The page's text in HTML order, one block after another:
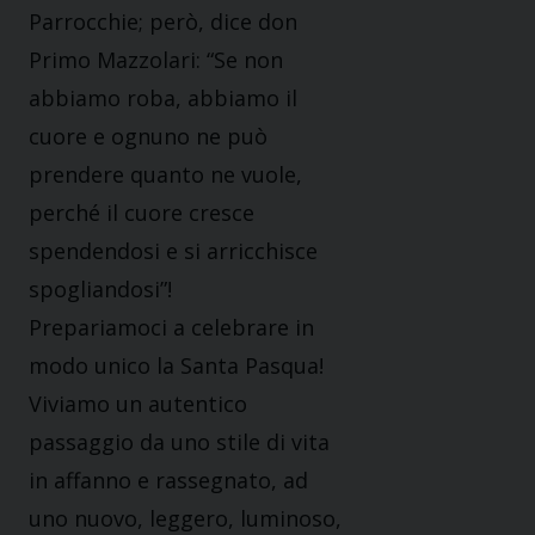
Parrocchie; però, dice don
Primo Mazzolari: “Se non
abbiamo roba, abbiamo il
cuore e ognuno ne può
prendere quanto ne vuole,
perché il cuore cresce
spendendosi e si arricchisce
spogliandosi”!
Prepariamoci a celebrare in
modo unico la Santa Pasqua!
Viviamo un autentico
passaggio da uno stile di vita
in affanno e rassegnato, ad
uno nuovo, leggero, luminoso,